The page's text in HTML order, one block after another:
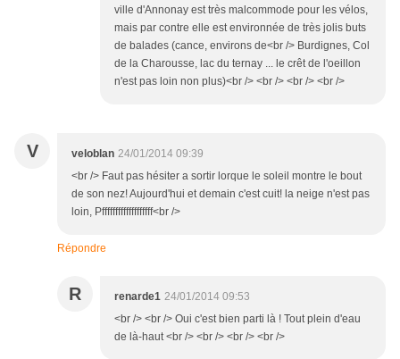
ville d'Annonay est très malcommode pour les vélos,
mais par contre elle est environnée de très jolis buts
de balades (cance, environs de<br /> Burdignes, Col
de la Charousse, lac du ternay ... le crêt de l'oeillon
n'est pas loin non plus)<br /> <br /> <br /> <br />
V veloblan 24/01/2014 09:39
<br /> Faut pas hésiter a sortir lorque le soleil montre le bout
de son nez! Aujourd'hui et demain c'est cuit! la neige n'est pas
loin, Pfffffffffffffffffff<br />
Répondre
R renarde1 24/01/2014 09:53
<br /> <br /> Oui c'est bien parti là ! Tout plein d'eau
de là-haut <br /> <br /> <br /> <br />